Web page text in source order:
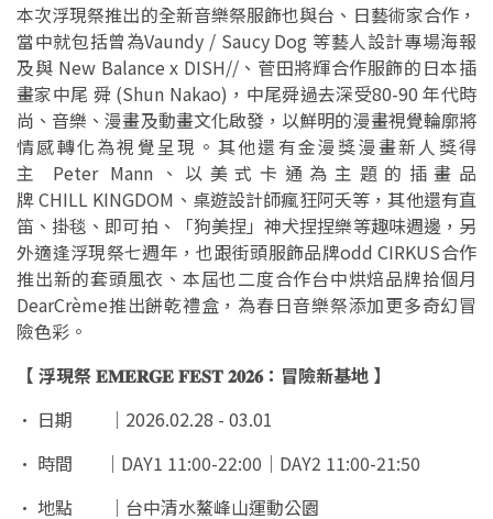
本次浮現祭推出的全新音樂祭服飾也與台、日藝術家合作，
當中就包括曾為Vaundy / Saucy Dog 等藝人設計專場海報
及與 New Balance x DISH//、菅田將輝合作服飾的日本插
畫家中尾 舜 (Shun Nakao)，中尾舜過去深受80-90 年代時
尚、音樂、漫畫及動畫文化啟發，以鮮明的漫畫視覺輪廓將
情感轉化為視覺呈現。其他還有金漫獎漫畫新人獎得
主 Peter Mann、以美式卡通為主題的插畫品
牌 CHILL KINGDOM、桌遊設計師瘋狂阿夭等，其他還有直
笛、掛毯、即可拍、「狗美捏」神犬捏捏樂等趣味週邊，另
外適逢浮現祭七週年，也跟街頭服飾品牌odd CIRKUS合作
推出新的套頭風衣、本屆也二度合作台中烘焙品牌拾個月
DearCrème推出餅乾禮盒，為春日音樂祭添加更多奇幻冒
險色彩。
【 浮現祭 𝐄𝐌𝐄𝐑𝐆𝐄 𝐅𝐄𝐒𝐓 𝟐𝟎𝟐𝟔：冒險新基地 】
• 日期 ｜2026.02.28 - 03.01
• 時間 ​ ​ ｜DAY1 11:00-22:00｜DAY2 11:00-21:50
• 地點 ｜台中清水鰲峰山運動公園